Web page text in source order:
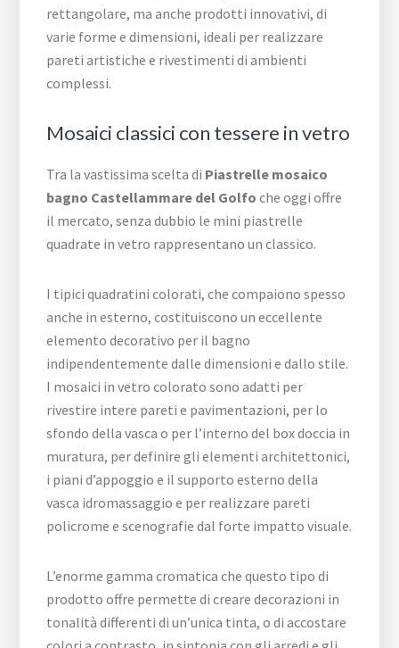
rettangolare, ma anche prodotti innovativi, di
varie forme e dimensioni, ideali per realizzare
pareti artistiche e rivestimenti di ambienti
complessi.
Mosaici classici con tessere in vetro
Tra la vastissima scelta di Piastrelle mosaico
bagno Castellammare del Golfo che oggi offre
il mercato, senza dubbio le mini piastrelle
quadrate in vetro rappresentano un classico.
I tipici quadratini colorati, che compaiono spesso
anche in esterno, costituiscono un eccellente
elemento decorativo per il bagno
indipendentemente dalle dimensioni e dallo stile.
I mosaici in vetro colorato sono adatti per
rivestire intere pareti e pavimentazioni, per lo
sfondo della vasca o per l’interno del box doccia in
muratura, per definire gli elementi architettonici,
i piani d’appoggio e il supporto esterno della
vasca idromassaggio e per realizzare pareti
policrome e scenografie dal forte impatto visuale.
L’enorme gamma cromatica che questo tipo di
prodotto offre permette di creare decorazioni in
tonalità differenti di un’unica tinta, o di accostare